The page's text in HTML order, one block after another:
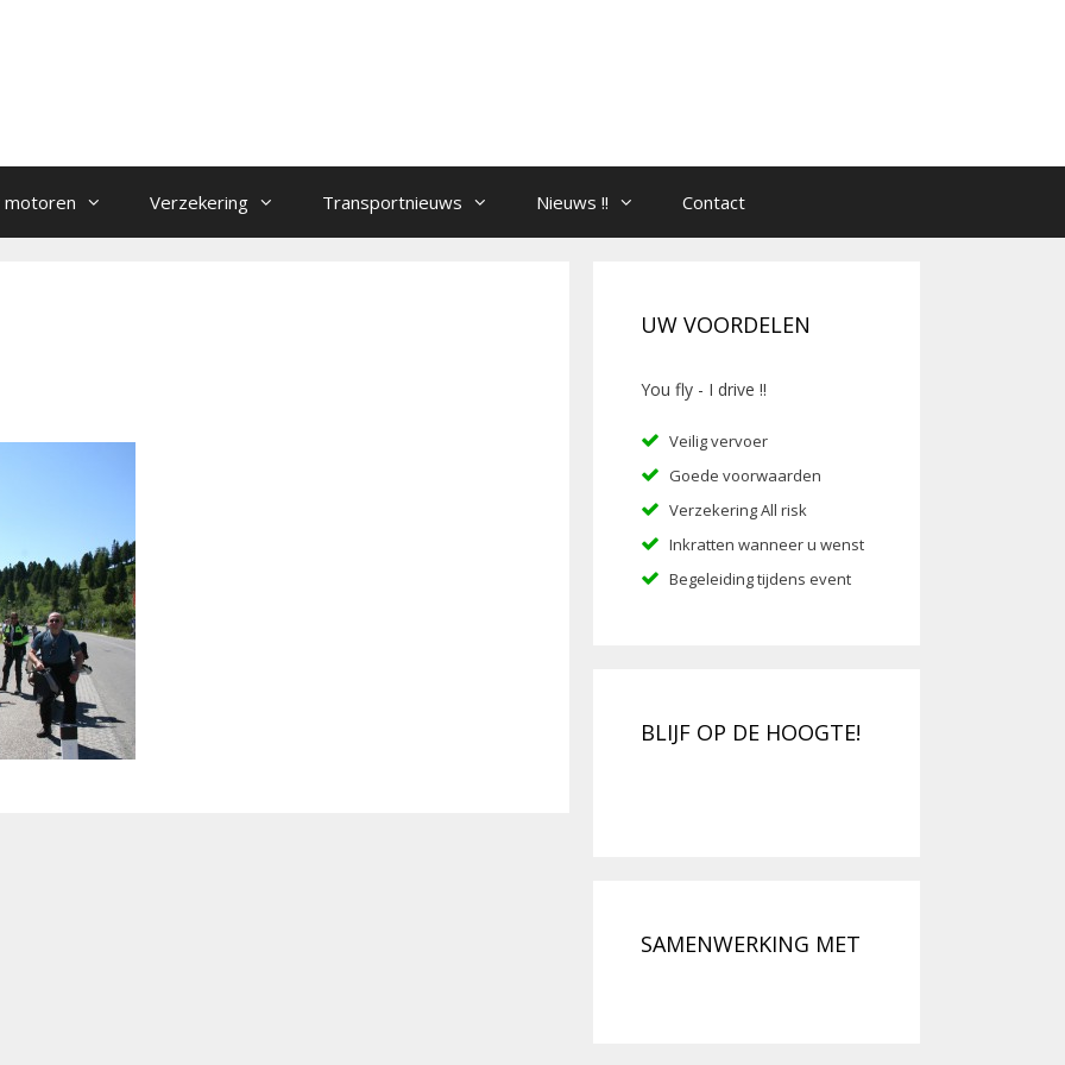
Verzekering Transportnieuws Nieuws !! Contact
UW VOORDELEN
You fly - I drive !!
Veilig vervoer
Goede voorwaarden
Verzekering All risk
Inkratten wanneer u wenst
Begeleiding tijdens event
BLIJF OP DE HOOGTE!
SAMENWERKING MET